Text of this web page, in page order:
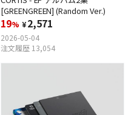
[GREENGREEN] (Random Ver.)
19% ¥2,571
2026-05-04
注文履歴 13,054